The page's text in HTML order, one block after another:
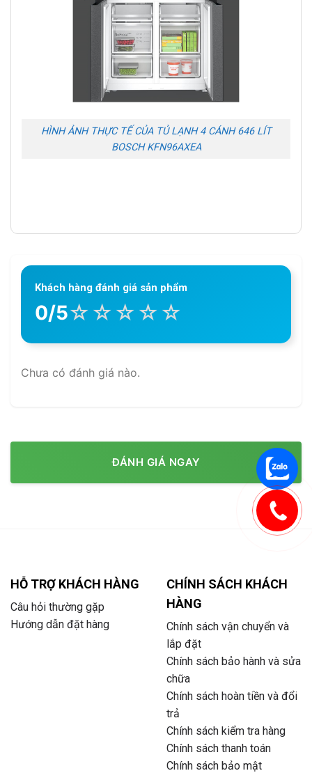
HÌNH ẢNH THỰC TẾ CỦA TỦ LẠNH 4 CÁNH 646 LÍT
BOSCH KFN96AXEA
Khách hàng đánh giá sản phẩm
0/5☆ ☆ ☆ ☆ ☆
Chưa có đánh giá nào.
ĐÁNH GIÁ NGAY
HỖ TRỢ KHÁCH HÀNG
Câu hỏi thường gặp
Hướng dẫn đặt hàng
CHÍNH SÁCH KHÁCH
HÀNG
Chính sách vận chuyển và
lắp đặt
Chính sách bảo hành và sửa
chữa
Chính sách hoàn tiền và đổi
trả
Chính sách kiểm tra hàng
Chính sách thanh toán
Chính sách bảo mật